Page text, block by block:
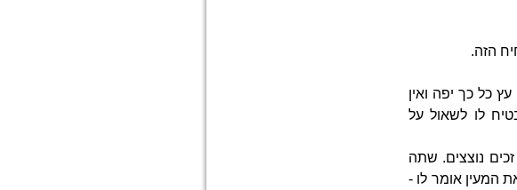
הזה.
כל כך יפה ואין
לו לשאול על
נוצצים. שתה
המעין אומר לו -